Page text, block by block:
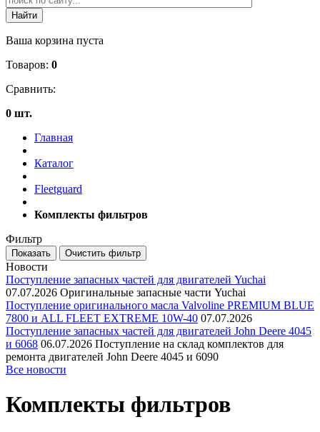
Ваша корзина пуста
Товаров: 0
Сравнить:
0 шт.
Главная
Каталог
Fleetguard
Комплекты фильтров
Фильтр
Новости
Поступление запасных частей для двигателей Yuchai
07.07.2026 Оригинальные запасные части Yuchai
Поступление оригинального масла Valvoline PREMIUM BLUE
7800 и ALL FLEET EXTREME 10W-40 07.07.2026
Поступление запасных частей для двигателей John Deere 4045
и 6068 06.07.2026 Поступление на склад комплектов для
ремонта двигателей John Deere 4045 и 6090
Все новости
Комплекты фильтров